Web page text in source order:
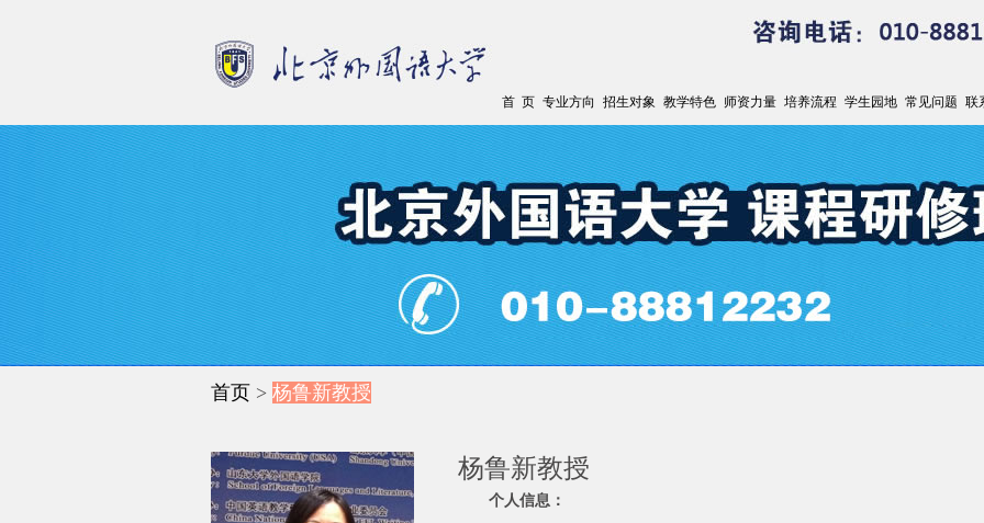
首 页 专业方向 招生对象 教学特色 师资力量 培养流程 学生园地 常见问题 联
首页 > 杨鲁新教授
杨鲁新教授
个人信息：